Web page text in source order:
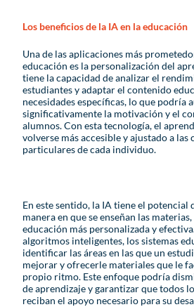
Los beneficios de la IA en la educación
Una de las aplicaciones más
educación es la personalización del
tiene la capacidad de analizar el
estudiantes y adaptar el contenido
necesidades específicas, lo que podría
significativamente la motivación y el
alumnos. Con esta tecnología, el
volverse más accesible y ajustado a las
particulares de cada individuo.
En este sentido, la IA tiene el potencial
manera en que se enseñan las
educación más personalizada y
algoritmos inteligentes, los sistemas
identificar las áreas en las que un
mejorar y ofrecerle materiales que le
propio ritmo. Este enfoque podría
de aprendizaje y garantizar que todos
reciban el apoyo necesario para su